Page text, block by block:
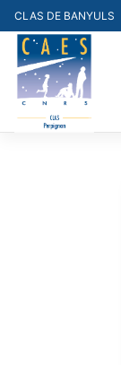
Skip
to
content
CLAS DE BANYULS